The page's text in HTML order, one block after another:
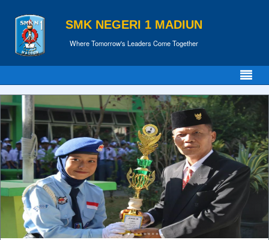
SMK NEGERI 1 MADIUN
Where Tomorrow's Leaders Come Together